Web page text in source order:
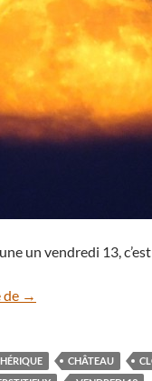
un vendredi 13,
de Pleine Lune du
→
CHÂTEAU